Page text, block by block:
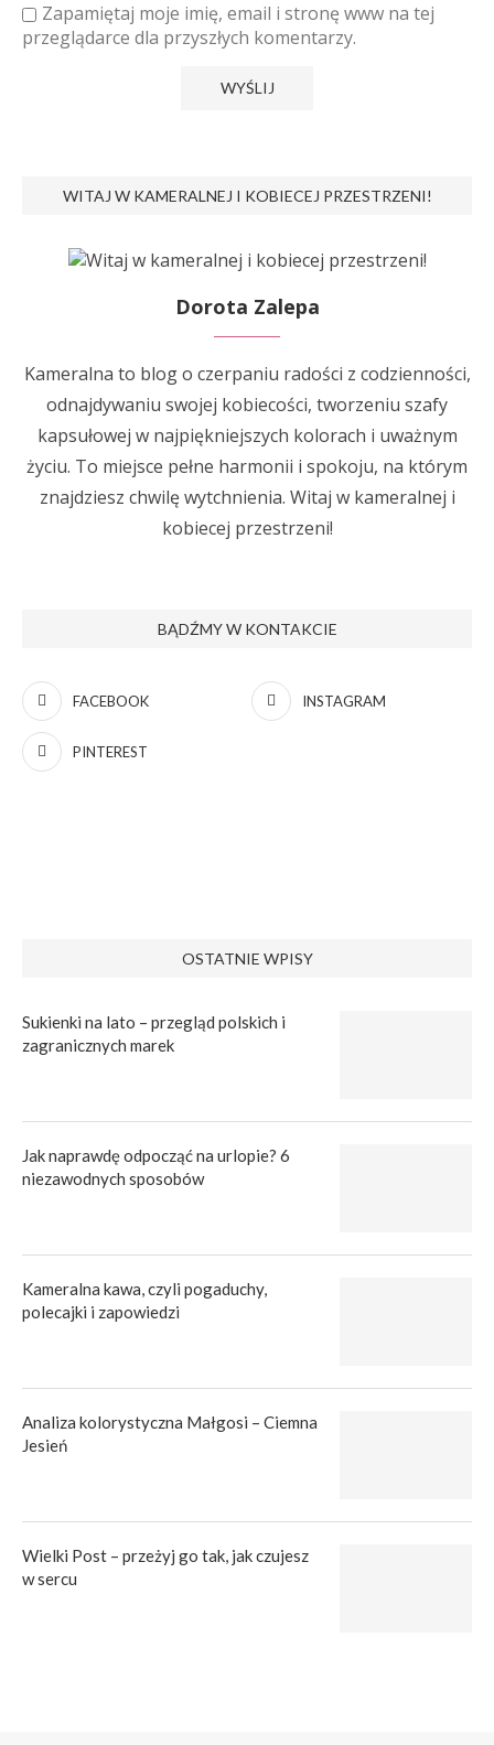
Zapamiętaj moje imię, email i stronę www na tej
przeglądarce dla przyszłych komentarzy.
WITAJ W KAMERALNEJ I KOBIECEJ PRZESTRZENI!
Dorota Zalepa
Kameralna to blog o czerpaniu radości z codzienności,
odnajdywaniu swojej kobiecości, tworzeniu szafy
kapsułowej w najpiękniejszych kolorach i uważnym
życiu. To miejsce pełne harmonii i spokoju, na którym
znajdziesz chwilę wytchnienia. Witaj w kameralnej i
kobiecej przestrzeni!
BĄDŹMY W KONTAKCIE
FACEBOOK INSTAGRAM
PINTEREST
OSTATNIE WPISY
Sukienki na lato – przegląd polskich i
zagranicznych marek
Jak naprawdę odpocząć na urlopie? 6
niezawodnych sposobów
Kameralna kawa, czyli pogaduchy,
polecajki i zapowiedzi
Analiza kolorystyczna Małgosi – Ciemna
Jesień
Wielki Post – przeżyj go tak, jak czujesz
w sercu